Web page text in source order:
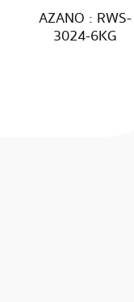
AZANO : RWS-
3024-6KG